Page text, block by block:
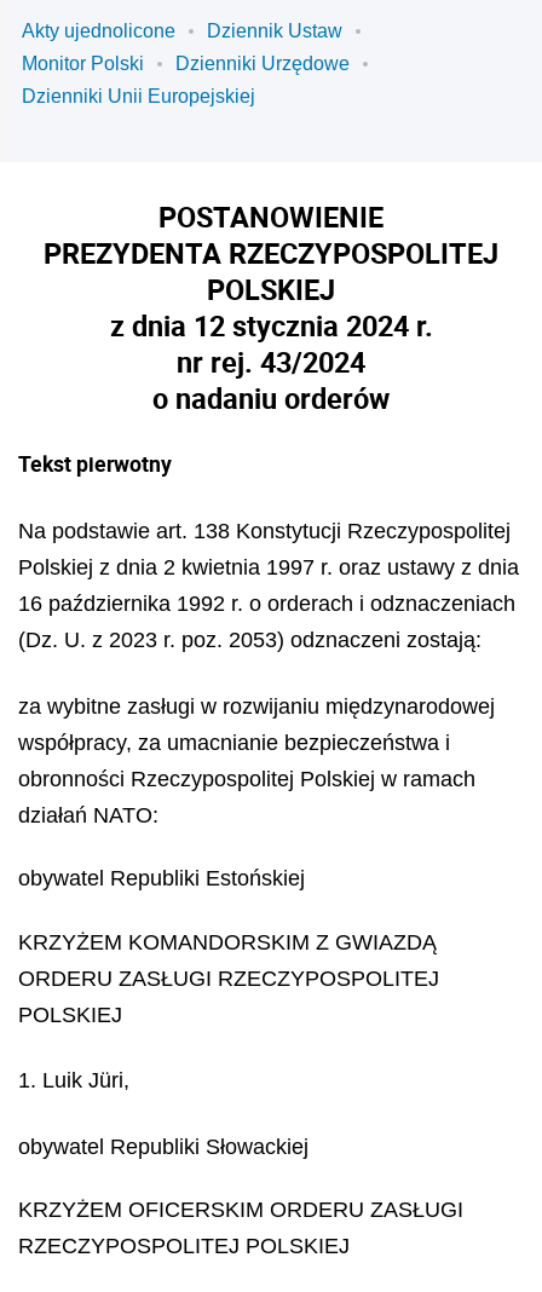
Akty ujednolicone
Dziennik Ustaw
Monitor Polski
Dzienniki Urzędowe
Dzienniki Unii Europejskiej
POSTANOWIENIE
PREZYDENTA RZECZYPOSPOLITEJ
POLSKIEJ
z dnia 12 stycznia 2024 r.
nr rej. 43/2024
o nadaniu orderów
Tekst pierwotny
Na podstawie art. 138 Konstytucji Rzeczypospolitej
Polskiej z dnia 2 kwietnia 1997 r. oraz ustawy z dnia
16 października 1992 r. o orderach i odznaczeniach
(Dz. U. z 2023 r. poz. 2053) odznaczeni zostają:
za wybitne zasługi w rozwijaniu międzynarodowej
współpracy, za umacnianie bezpieczeństwa i
obronności Rzeczypospolitej Polskiej w ramach
działań NATO:
obywatel Republiki Estońskiej
KRZYŻEM KOMANDORSKIM Z GWIAZDĄ
ORDERU ZASŁUGI RZECZYPOSPOLITEJ
POLSKIEJ
1. Luik Jüri,
obywatel Republiki Słowackiej
KRZYŻEM OFICERSKIM ORDERU ZASŁUGI
RZECZYPOSPOLITEJ POLSKIEJ